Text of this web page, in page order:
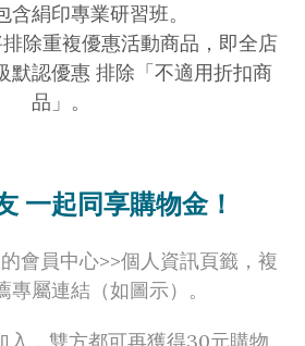
含絹印專業研習班。
除重複優惠活動商品，即全店
默認優惠 排除「不適用折扣商
品」。
一起同享購物金！
會員中心>>個人資訊頁籤，複
專屬連結（如圖示）。
入，雙方都可再獲得30元購物